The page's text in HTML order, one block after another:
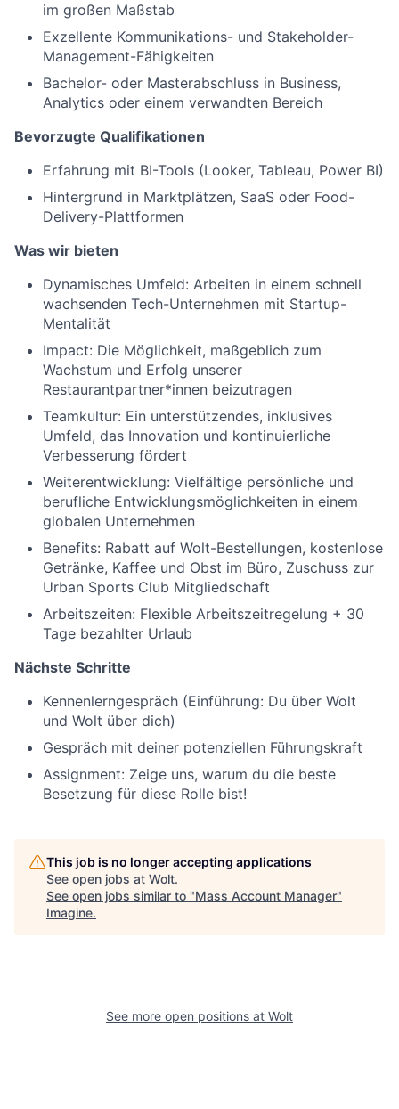
im großen Maßstab
Exzellente Kommunikations- und Stakeholder-
Management-Fähigkeiten
Bachelor- oder Masterabschluss in Business,
Analytics oder einem verwandten Bereich
Bevorzugte Qualifikationen
Erfahrung mit BI-Tools (Looker, Tableau, Power BI)
Hintergrund in Marktplätzen, SaaS oder Food-
Delivery-Plattformen
Was wir bieten
Dynamisches Umfeld: Arbeiten in einem schnell
wachsenden Tech-Unternehmen mit Startup-
Mentalität
Impact: Die Möglichkeit, maßgeblich zum
Wachstum und Erfolg unserer
Restaurantpartner*innen beizutragen
Teamkultur: Ein unterstützendes, inklusives
Umfeld, das Innovation und kontinuierliche
Verbesserung fördert
Weiterentwicklung: Vielfältige persönliche und
berufliche Entwicklungsmöglichkeiten in einem
globalen Unternehmen
Benefits: Rabatt auf Wolt-Bestellungen, kostenlose
Getränke, Kaffee und Obst im Büro, Zuschuss zur
Urban Sports Club Mitgliedschaft
Arbeitszeiten: Flexible Arbeitszeitregelung + 30
Tage bezahlter Urlaub
Nächste Schritte
Kennenlerngespräch (Einführung: Du über Wolt
und Wolt über dich)
Gespräch mit deiner potenziellen Führungskraft
Assignment: Zeige uns, warum du die beste
Besetzung für diese Rolle bist!
This job is no longer accepting applications
See open jobs at Wolt.
See open jobs similar to "Mass Account Manager"
Imagine.
See more open positions at Wolt